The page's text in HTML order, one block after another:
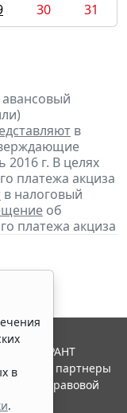
30 31
в
2016 г. В целях
платежа акциза
в налоговый
об
платежа акциза
в
.
ГАРАНТ
и ее партнеры
правовой